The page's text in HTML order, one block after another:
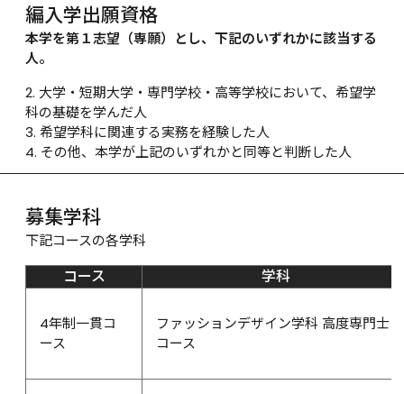
編入学出願資格
本学を第１志望（専願）とし、下記のいずれかに該当する
人。
大学・短期大学・専門学校・高等学校において、希望学
科の基礎を学んだ人
希望学科に関連する実務を経験した人
その他、本学が上記のいずれかと同等と判断した人
募集学科
下記コースの各学科
コース 学科
4年制一貫コ
ース
ファッションデザイン学科 高度専門士
コース